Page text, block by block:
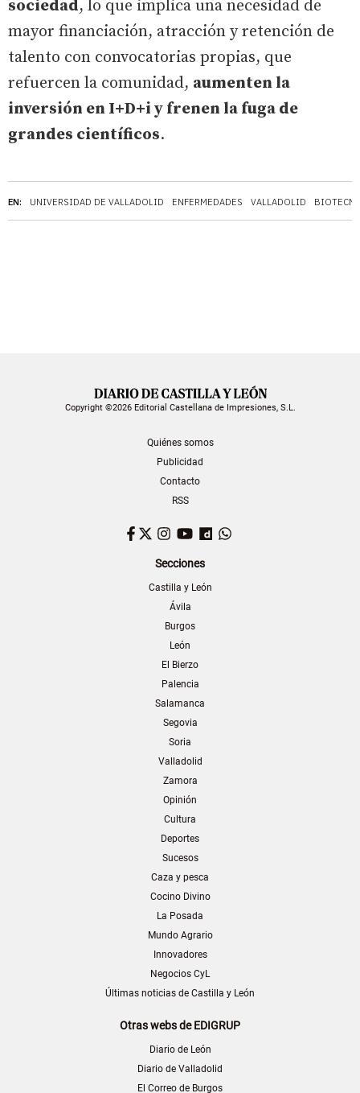
EN: UNIVERSIDAD DE VALLADOLID ENFERMEDADES VALLADOLID
sociedad, lo que implica una necesidad de
mayor financiación, atracción y retención de
talento con convocatorias propias, que
refuercen la comunidad, aumenten la
inversión en I+D+i y frenen la fuga de
grandes científicos.
Copyright ©2026 Editorial Castellana de Impresiones, S.L.
Quiénes somos
Publicidad
Contacto
RSS
Facebook
TwitterInstagram
YouTubeDailymotion
Secciones
Castilla y León
Ávila
Burgos
León
El Bierzo
Palencia
Salamanca
Segovia
Soria
Valladolid
Zamora
Opinión
Cultura
Deportes
Sucesos
Caza y pesca
Cocino Divino
La Posada
Mundo Agrario
Innovadores
Negocios CyL
Últimas noticias de Castilla y León
Otras webs de EDIGRUP
Diario de León
Diario de Valladolid
El Correo de Burgos